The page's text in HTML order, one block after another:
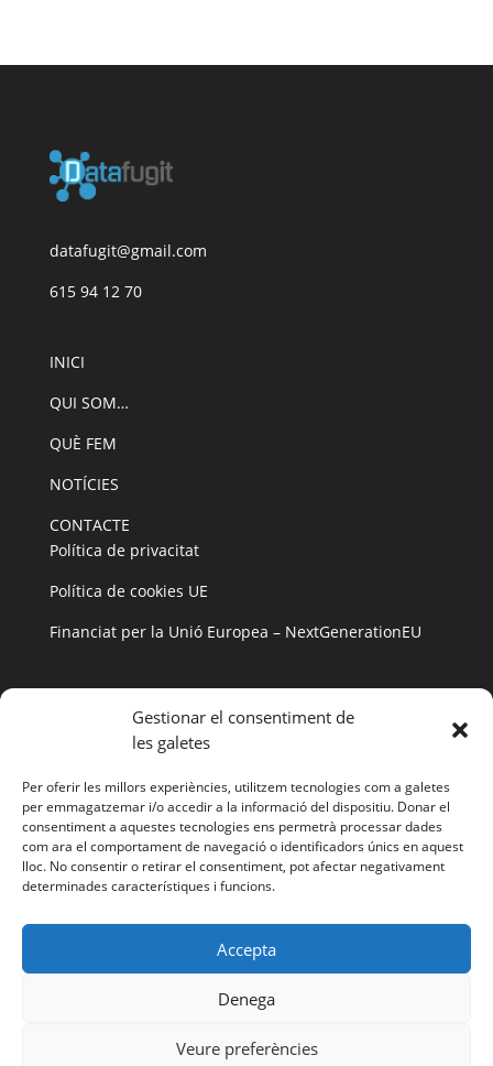
Gestionar el consentiment de
les galetes
Per oferir les millors experiències, utilitzem tecnologies com a galetes
per emmagatzemar i/o accedir a la informació del dispositiu. Donar el
consentiment a aquestes tecnologies ens permetrà processar dades
com ara el comportament de navegació o identificadors únics en aquest
lloc. No consentir o retirar el consentiment, pot afectar negativament
determinades característiques i funcions.
Accepta
Denega
Veure preferències
datafugit@gmail.com
615 94 12 70
INICI
QUI SOM…
QUÈ FEM
NOTÍCIES
CONTACTE
Política de privacitat
Política de cookies UE
Financiat per la Unió Europea – NextGenerationEU